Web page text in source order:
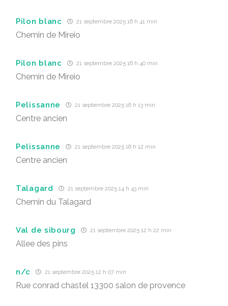
Pilon blanc 21 septembre 2025 16 h 41 min
Chemin de Mireio
Pilon blanc 21 septembre 2025 16 h 40 min
Chemin de Mireio
Pelissanne 21 septembre 2025 16 h 13 min
Centre ancien
Pelissanne 21 septembre 2025 16 h 12 min
Centre ancien
Talagard 21 septembre 2025 14 h 43 min
Chemin du Talagard
Val de sibourg 21 septembre 2025 12 h 22 min
Allee des pins
n/c 21 septembre 2025 12 h 07 min
Rue conrad chastel 13300 salon de provence